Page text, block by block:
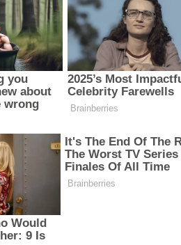
З'явилося відео знищеного ворожого